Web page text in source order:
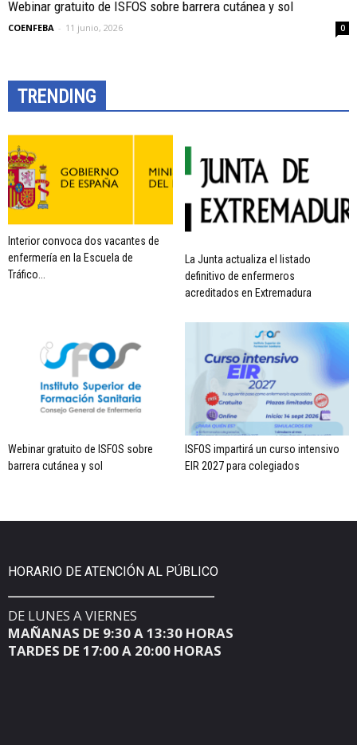
Webinar gratuito de ISFOS sobre barrera cutánea y sol
COENFEBA - 11 junio, 2026 0
TRENDING
Interior convoca dos vacantes de
enfermería en la Escuela de
Tráfico...
La Junta actualiza el listado
definitivo de enfermeros
acreditados en Extremadura
Webinar gratuito de ISFOS sobre
barrera cutánea y sol
ISFOS impartirá un curso intensivo
EIR 2027 para colegiados
HORARIO DE ATENCIÓN AL PÚBLICO
DE LUNES A VIERNES
MAÑANAS DE 9:30 A 13:30 HORAS
TARDES DE 17:00 A 20:00 HORAS